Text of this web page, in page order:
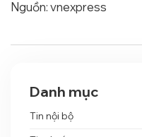
Nguồn: vnexpress
Danh mục
Tin nội bộ